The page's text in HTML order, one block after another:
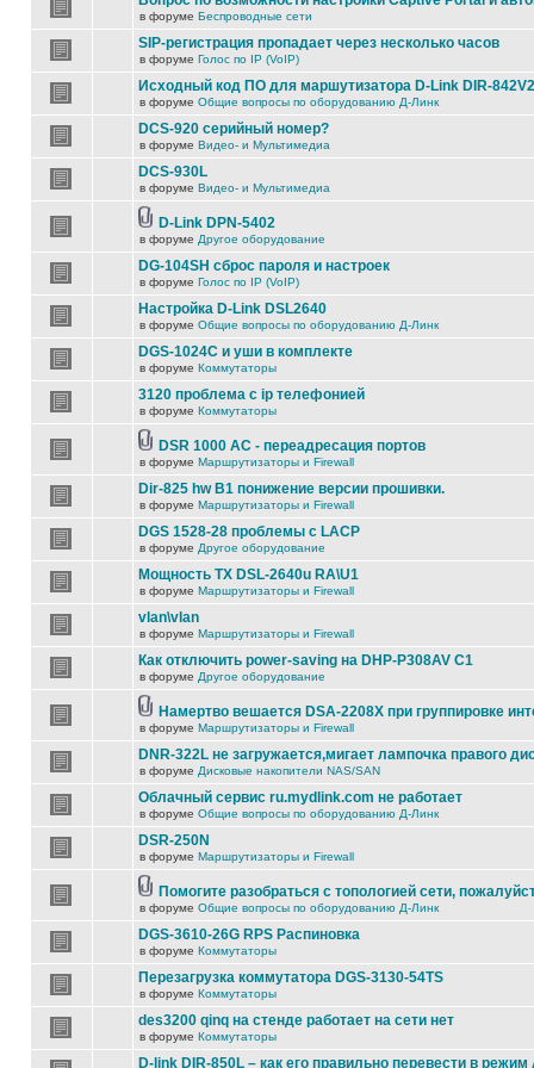
в форуме Беспроводные сети
SIP-регистрация пропадает через несколько часов
в форуме Голос по IP (VoIP)
Исходный код ПО для маршутизатора D-Link DIR-842V2
в форуме Общие вопросы по оборудованию Д-Линк
DCS-920 серийный номер?
в форуме Видео- и Мультимедиа
DCS-930L
в форуме Видео- и Мультимедиа
D-Link DPN-5402
в форуме Другое оборудование
DG-104SH сброс пароля и настроек
в форуме Голос по IP (VoIP)
Настройка D-Link DSL2640
в форуме Общие вопросы по оборудованию Д-Линк
DGS-1024C и уши в комплекте
в форуме Коммутаторы
3120 проблема с ip телефонией
в форуме Коммутаторы
DSR 1000 AC - переадресация портов
в форуме Маршрутизаторы и Firewall
Dir-825 hw B1 понижение версии прошивки.
в форуме Маршрутизаторы и Firewall
DGS 1528-28 проблемы с LACP
в форуме Другое оборудование
Мощность TX DSL-2640u RA\U1
в форуме Маршрутизаторы и Firewall
vlan\vlan
в форуме Маршрутизаторы и Firewall
Как отключить power-saving на DHP-P308AV C1
в форуме Другое оборудование
Намертво вешается DSA-2208X при группировке
в форуме Маршрутизаторы и Firewall
DNR-322L не загружается,мигает лампочка правого
в форуме Дисковые накопители NAS/SAN
Облачный сервис ru.mydlink.com не работает
в форуме Общие вопросы по оборудованию Д-Линк
DSR-250N
в форуме Маршрутизаторы и Firewall
Помогите разобраться с топологией сети,
в форуме Общие вопросы по оборудованию Д-Линк
DGS-3610-26G RPS Распиновка
в форуме Коммутаторы
Перезагрузка коммутатора DGS-3130-54TS
в форуме Коммутаторы
des3200 qinq на стенде работает на сети нет
в форуме Коммутаторы
D-link DIR-850L – как его правильно перевести в режим